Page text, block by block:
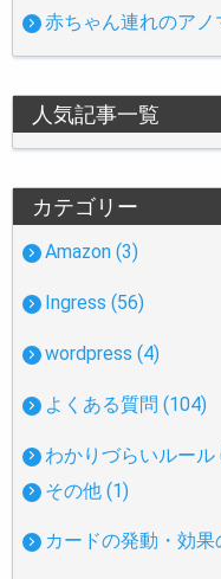
赤ちゃん連れのアノ
人気記事一覧
カテゴリー
Amazon (3)
Ingress (56)
wordpress (4)
よくある質問 (104)
わかりづらいルール
その他 (1)
カードの発動・効果